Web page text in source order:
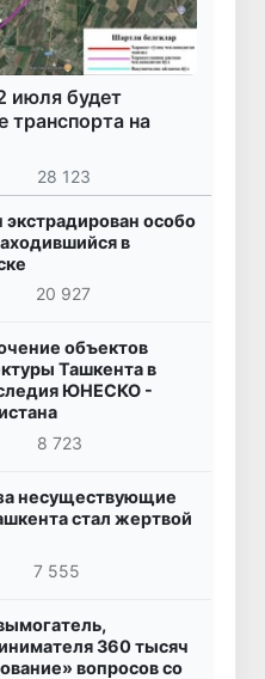
июля будет
транспорта на
28 123
экстрадирован особо
в
20 927
объектов
Ташкента в
ЮНЕСКО -
8 723
несуществующие
стал жертвой
7 555
360 тысяч
вопросов со